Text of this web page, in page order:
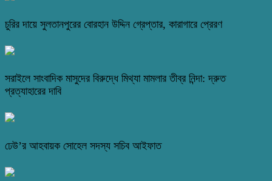
চুরির দায়ে সুলতানপুরের বোরহান উদ্দিন গ্রেপ্তার, কারাগারে প্রেরণ
সরাইলে সাংবাদিক মাসুদের বিরুদ্ধে মিথ্যা মামলার তীব্র নিন্দা: দ্রুত
প্রত্যাহারের দাবি
ঢেউ’র আহবায়ক সোহেল সদস্য সচিব আইফাত